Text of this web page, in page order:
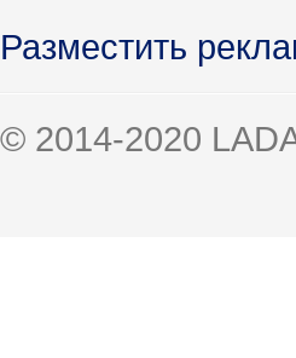
Разместить
© 2014-2020